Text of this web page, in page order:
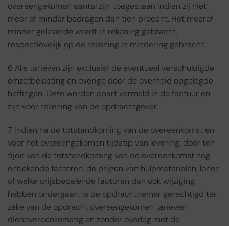
overeengekomen aantal zijn toegestaan indien zij niet
meer of minder bedragen dan tien procent. Het meerof
minder geleverde wordt in rekening gebracht,
respectievelijk op de rekening in mindering gebracht.
6 Alle tarieven zijn exclusief de eventueel verschuldigde
omzetbelasting en overige door de overheid opgelegde
heffingen. Deze worden apart vermeld in de factuur en
zijn voor rekening van de opdrachtgever.
7 Indien na de totstandkoming van de overeenkomst en
voor het overeengekomen tijdstip van levering, door ten
tijde van de totstandkoming van de overeenkomst nog
onbekende factoren, de prijzen van hulpmaterialen, lonen
of welke prijsbepalende factoren dan ook wijziging
hebben ondergaan, is de opdrachtnemer gerechtigd ter
zake van de opdracht overeengekomen tarieven
dienovereenkomstig en zonder overleg met de